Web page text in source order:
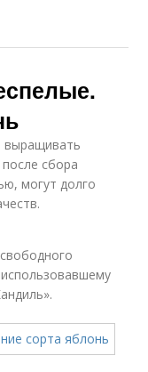
выращивать
сбора
могут долго